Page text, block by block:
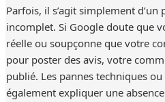
Parfois, il s’agit simplement
incomplet. Si Google doute que
réelle ou soupçonne que votre
pour poster des avis, votre
publié. Les pannes techniques
également expliquer une